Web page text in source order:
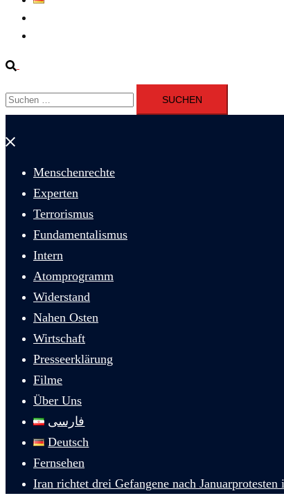
Suche
Suchen
nach:
Menü
Menschenrechte
Experten
Terrorismus
Fundamentalismus
Intern
Atomprogramm
Widerstand
Nahen Osten
Wirtschaft
Presseerklärung
Filme
Über Uns
فارسی
Deutsch
Fernsehen
Iran richtet drei Gefangene nach